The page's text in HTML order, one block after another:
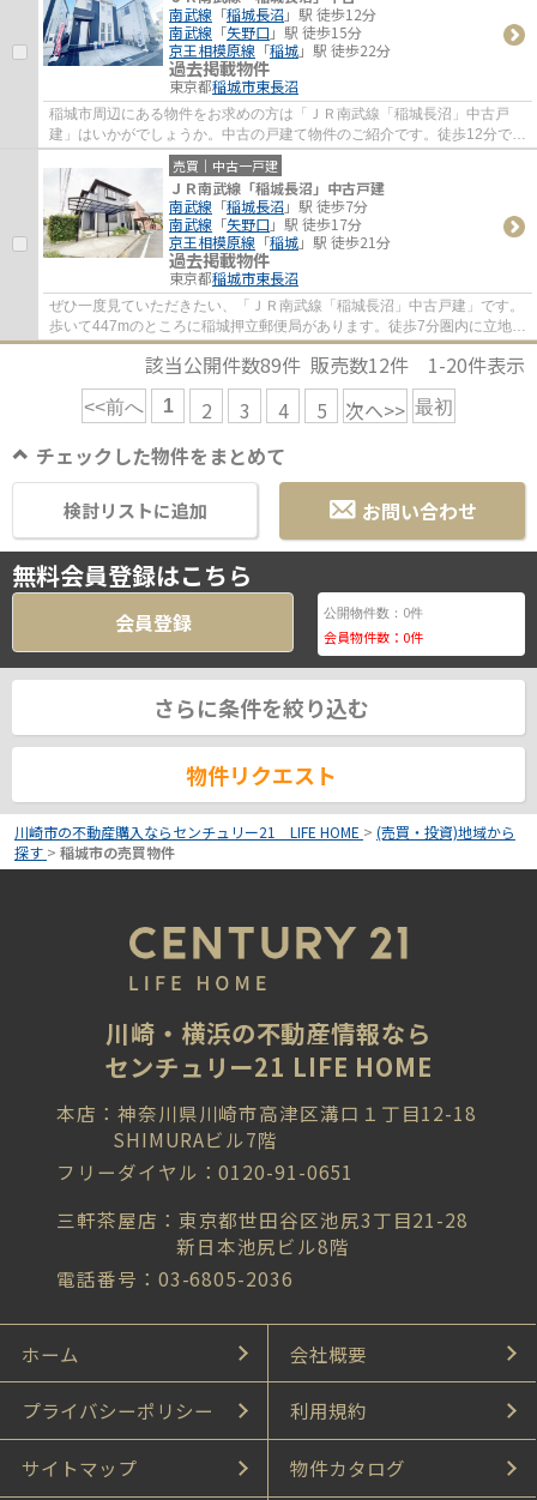
南武線 「稲城長沼」駅 徒歩12分
南武線 「矢野口 」駅 徒歩15分
京王相模原線 「稲城」駅 徒歩22分
過去掲載物件
東京都稲城市東長沼
稲城市周辺にある物件をお求めの方は「ＪＲ南武線「稲城長沼」中古戸
建」はいかがでしょうか。中古の戸建て物件のご紹介です。徒歩12分で駅
へのアクセスが可能な物件です。アクセスの...
売買｜中古一戸建
ＪＲ南武線「稲城長沼」中古戸建
南武線 「稲城長沼」駅 徒歩7分
南武線 「矢野口 」駅 徒歩17分
京王相模原線 「稲城」駅 徒歩21分
過去掲載物件
東京都稲城市東長沼
ぜひ一度見ていただきたい、「ＪＲ南武線「稲城長沼」中古戸建」です。
歩いて447mのところに稲城押立郵便局があります。徒歩7分圏内に立地す
る物件です。中古の戸建て物件は、経済的な...
該当公開件数89件 販売数12件 1-20件表示
<<前へ 1 2 3 4 5 次へ>> 最初
チェックした物件をまとめて
お問い合わせ
検討リストに追加
無料会員登録はこちら
会員登録 公開物件数： 0件
会員物件数： 0件
さらに条件を絞り込む
物件リクエスト
川崎市の不動産購入ならセンチュリー21 LIFE HOME > (売買・投資)地域から
探す > 稲城市の売買物件
川崎・横浜の不動産情報なら
センチュリー21 LIFE HOME
本店：神奈川県川崎市高津区溝口１丁目12-18
SHIMURAビル7階
フリーダイヤル：0120-91-0651
三軒茶屋店：東京都世田谷区池尻3丁目21-28
新日本池尻ビル8階
電話番号：03-6805-2036
ホーム 会社概要
プライバシーポリシー 利用規約
サイトマップ 物件カタログ